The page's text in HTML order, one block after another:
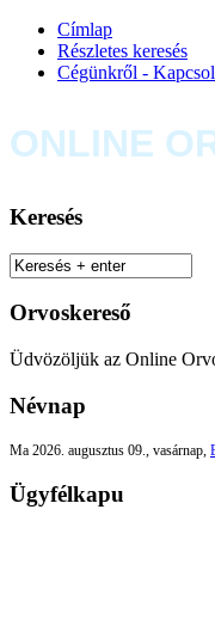
Címlap
Részletes keresés
Cégünkről -
ONLINE
Keresés
Orvoskereső
Üdvözöljük az Online
Névnap
Ma 2026. augusztus 09., vasárnap,
Ügyfélkapu